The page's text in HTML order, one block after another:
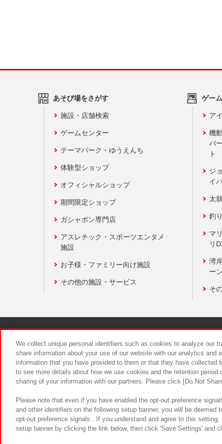
あそび場をさがす
施設・店舗検索
ゲームセンター
テーマパーク・ゆうえんち
体験型ショップ
オフィシャルショップ
期間限定ショップ
ガシャポン専門店
アスレチック・スポーツエンタメ
施設
お子様・ファミリー向け施設
その他の施設・サービス
ゲー
ア
機
バ
ト
ジ
イ
太
釣
マ
リ
湾
ー
そ
食品のご
We collect unique personal identifiers such as cookies to analyze our
share information about your use of our website with our analytics and
information that you have provided to them or that they have
to see more details about how we use cookies and the retention
sharing of your information with our partners. Please click [Do Not
Please note that even if you have enabled the opt-out preference
and other identifiers on the following setup banner, you will be
opt-out preference signals . If you understand and agree to this
setup banner by clicking the link below, then click 'Save Settings' and